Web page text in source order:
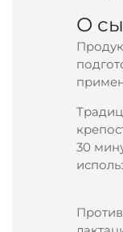
О
30